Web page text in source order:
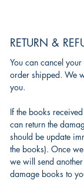
RETURN &
You can cancel
order shipped. We
you.
If the books
can return the
should be update
the books). Once
we will send
damage books to